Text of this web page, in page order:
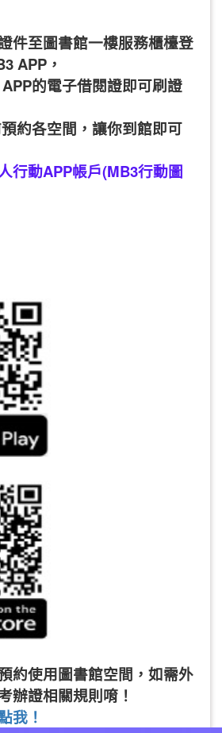
件至圖書館一樓服務櫃檯登
APP，
的電子借閱證即可刷證
約各空間，讓你到館即可
行動APP帳戶(MB3行動圖
約使用圖書館空間，如需外
辦證相關規則唷！
我！